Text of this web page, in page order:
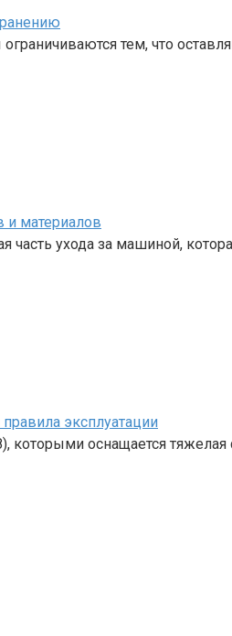
тем, что
и материалов
часть ухода за машиной,
эксплуатации
которыми оснащается тяжелая